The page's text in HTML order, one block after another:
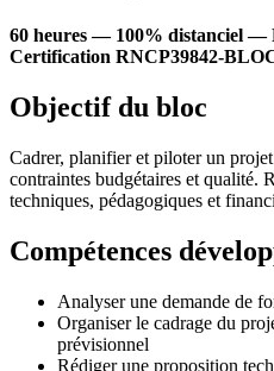
60 heures — 100% distanciel —
Certification RNCP39842-
Objectif du bloc
Cadrer, planifier et piloter un
contraintes budgétaires et qualité.
techniques, pédagogiques et
Compétences
Analyser une demande de
Organiser le cadrage du
prévisionnel
Rédiger une proposition